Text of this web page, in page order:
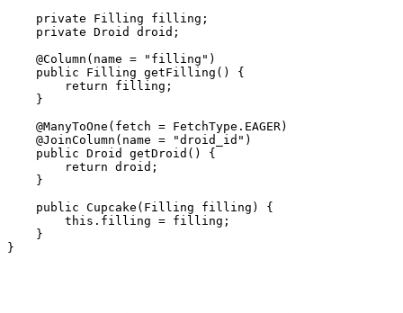
    private Filling filling;
    private Droid droid;
    @Column(name = "filling")
    public Filling getFilling() {
        return filling;
    }
    @ManyToOne(fetch = FetchType.EAGER)
    @JoinColumn(name = "droid_id")
    public Droid getDroid() {
        return droid;
    }
    public Cupcake(Filling filling) {
        this.filling = filling;
    }
}